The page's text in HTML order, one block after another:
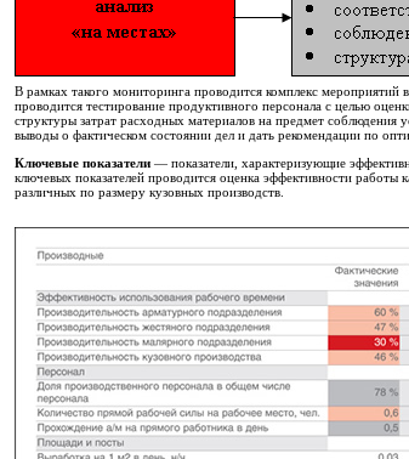
В рамках такого мониторинга проводится комплекс
проводится тестирование продуктивного персонала с целью
структуры затрат расходных материалов на предмет соблюдения
выводы о фактическом состоянии дел и дать рекомендации по
Ключевые показатели — показатели, характеризующие
ключевых показателей проводится оценка эффективности работы
различных по размеру кузовных производств.